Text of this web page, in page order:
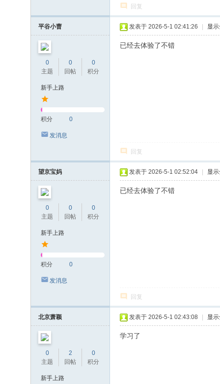
回复
平谷小曹
0
主题
0
回帖
0
积分
新手上路
积分 0
发消息
发表于 2026-5-1 02:41:26 显
已经去体验了不错
回复
望京宝妈
0
主题
0
回帖
0
积分
新手上路
积分 0
发消息
发表于 2026-5-1 02:52:04 显
已经去体验了不错
回复
北京萧颖
0
主题
2
回帖
0
积分
新手上路
发表于 2026-5-1 02:43:08 显
学习了